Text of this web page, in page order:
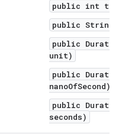
public int
public String
public
unit)
public
nanoOfSecond)
public
seconds)